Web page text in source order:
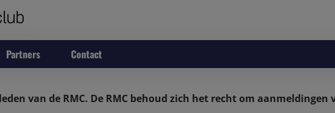
Partners Contact
van de RMC. De RMC behoud zich het recht om